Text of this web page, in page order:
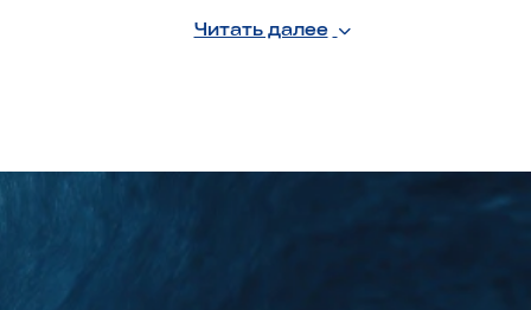
Сменные УФ-излучатели и кварцевые чехлы
Читать далее